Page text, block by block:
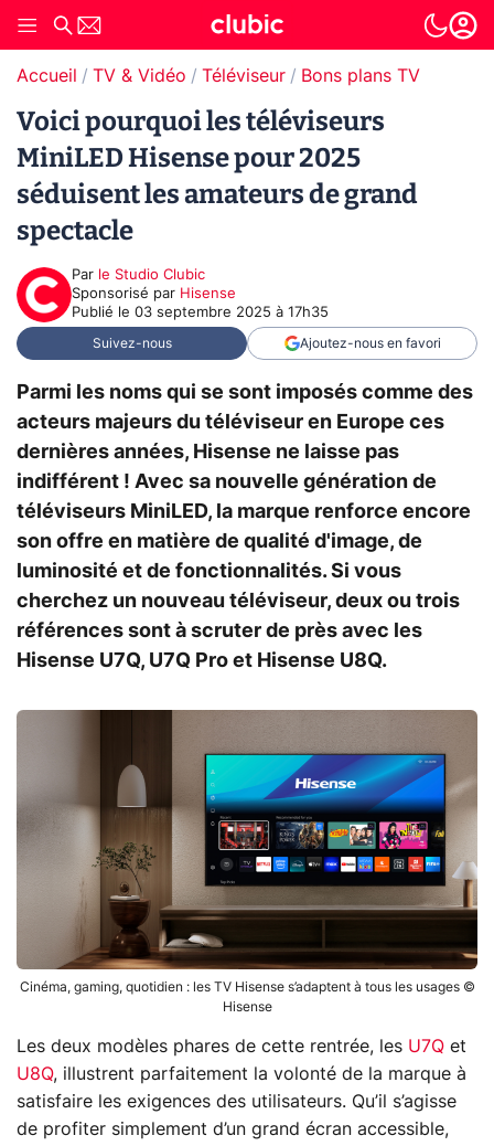
Accueil TV & Vidéo Téléviseur Bons plans TV
Voici pourquoi les téléviseurs
MiniLED Hisense pour 2025
séduisent les amateurs de grand
spectacle
Par le Studio Clubic
sponsorisé par Hisense
Publié le 03 septembre 2025 à 17h35
Suivez-nous Ajoutez-nous en favori
Parmi les noms qui se sont imposés comme des
acteurs majeurs du téléviseur en Europe ces
dernières années, Hisense ne laisse pas
indifférent ! Avec sa nouvelle génération de
téléviseurs MiniLED, la marque renforce encore
son offre en matière de qualité d'image, de
luminosité et de fonctionnalités. Si vous
cherchez un nouveau téléviseur, deux ou trois
références sont à scruter de près avec les
Hisense U7Q, U7Q Pro et Hisense U8Q.
Cinéma, gaming, quotidien : les TV Hisense s’adaptent à tous les usages ©
Hisense
Les deux modèles phares de cette rentrée, les U7Q et
U8Q, illustrent parfaitement la volonté de la marque à
satisfaire les exigences des utilisateurs. Qu’il s’agisse
de profiter simplement d’un grand écran accessible,